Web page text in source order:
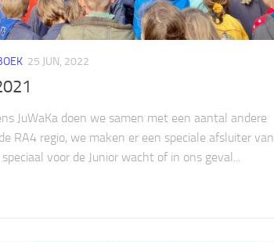
25 JUN, 2022
JuWaKa doen we samen met een aantal andere
RA4 regio, we maken er een speciale afsluiter van
voor de Junior wacht of in ons geval...